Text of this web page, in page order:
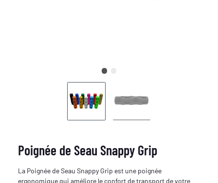
Poignée de Seau Snappy Grip
La Poignée de Seau Snappy Grip est une poignée
ergonomique qui améliore le confort de transport de votre